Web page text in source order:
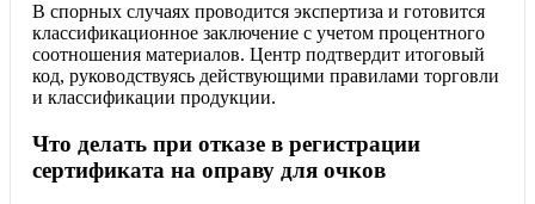
В спорных случаях проводится экспертиза и готовится
классификационное заключение с учетом процентного
соотношения материалов. Центр подтвердит итоговый
код, руководствуясь действующими правилами торговли
и классификации продукции.
Что делать при отказе в регистрации
сертификата на оправу для очков